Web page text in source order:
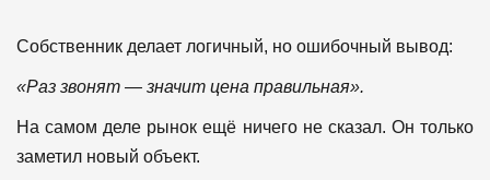
Собственник делает логичный, но ошибочный вывод:
«Раз звонят — значит цена правильная».
На самом деле рынок ещё ничего не сказал. Он только
заметил новый объект.